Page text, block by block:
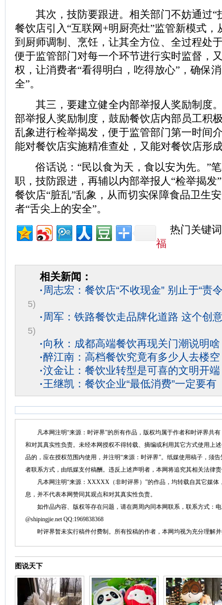
其次，技防要跟进。相关部门不妨通过“
餐饮店引入“互联网+明厨亮灶”监管新模式
到厨师调制、烹饪，让其全方位、全过程处
便于监管部门对每一个环节进行实时监督，
权，让消费者“看得明白，吃得放心”，确保
全”。
其三，要建立健全内部举报人奖励制度
部举报人奖励制度，鼓励餐饮店内部员工积
乱象进行检举揭发，便于监管部门第一时间
能对餐饮店实施精准查处，又能对餐饮店形
俗话说：“民以食为天，食以安为先。”笔
职，技防跟进，再辅以内部举报人“检举揭发
餐饮店“脏乱”乱象，从而切实保障食品卫生
者“舌尖上的安全”。
热门关键
福
相关新闻：
·周志宏：餐饮店“不收现金” 别止于“责
5)
·周军：铁路餐饮走‍品牌化道路 这个创
5)
·向秋：成都高端餐饮再现关门潮说明
·醉江南：高档餐饮究竟有多少人去楼
·汶金让：餐饮业转型是可喜的文明开端
·王继凯：餐饮企业“最低消费”一定要有
凡本网注明“来源：时评界”的所有作品，版权均属于作者和时评界共有
和对其真实性负责。未经本网授权不得转载、摘编或利用其它方式使用上
品的，应在授权范围内使用，并注明“来源：时评界”。纸媒使用稿子，须
者联系方式，由纸媒支付稿酬。违反上述声明者，本网将追究其相关法律
凡本网注明“来源：XXXXX（非时评界）”的作品，均转载自其它媒体
息，并不代表本网赞同其观点和对其真实性负责。
如作品内容、版权等存在问题，请在两周内同本网联系，联系方式：电
@shipingjie.net QQ:1969838368
时评界暂未实行稿件付费制。所有投稿的作者，本网均视为充分理解并
图说天下